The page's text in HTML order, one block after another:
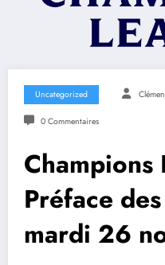
Uncategorized
0 Commentaires
Champions
Préface
mardi 26